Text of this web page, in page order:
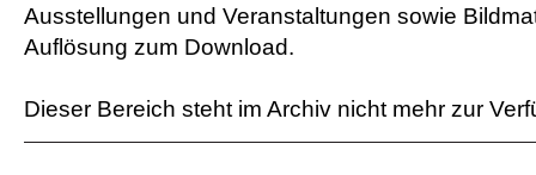
Ausstellungen und Veranstaltungen sowie
Auflösung zum Download.
Dieser Bereich steht im Archiv nicht mehr zur